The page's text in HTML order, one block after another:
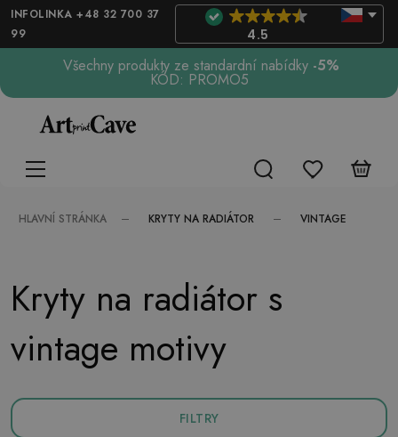
INFOLINKA +48 32 700 37
99
4.5
Všechny produkty ze standardní nabídky -5%
KÓD: PROMO5
HLAVNÍ STRÁNKA KRYTY NA RADIÁTOR VINTAGE
Kryty na radiátor s
vintage motivy
FILTRY